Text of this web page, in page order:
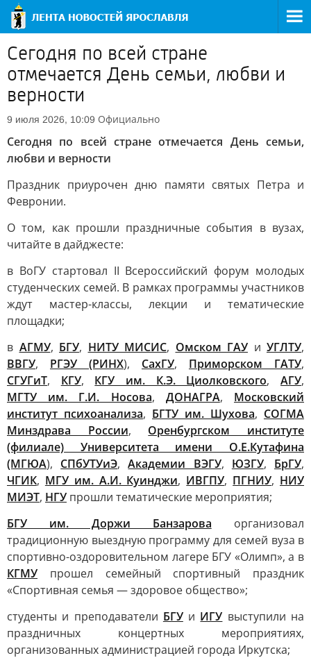
Сегодня по всей стране
отмечается День семьи, любви и
верности
9 июля 2026, 10:09 Официально
Сегодня по всей стране отмечается День семьи,
любви и верности
Праздник приурочен дню памяти святых Петра и
Февронии.
О том, как прошли праздничные события в вузах,
читайте в дайджесте:
в ВоГУ стартовал II Всероссийский форум молодых
студенческих семей. В рамках программы участников
ждут мастер-классы, лекции и тематические
площадки;
в АГМУ, БГУ, НИТУ МИСИС, Омском ГАУ и УГЛТУ,
ВВГУ, РГЭУ (РИНХ), СахГУ, Приморском ГАТУ,
СГУГиТ, КГУ, КГУ им. К.Э. Циолковского,АГУ,
МГТУ им. Г.И. Носова, ДОНАГРА, Московский
институт психоанализа, БГТУ им. Шухова, СОГМА
Минздрава России, Оренбургском институте
(филиале) Университета имени О.Е.Кутафина
(МГЮА), СПбУТУиЭ,Академии ВЭГУ, ЮЗГУ, БрГУ,
ЧГИК, МГУ им. А.И. Куинджи, ИВГПУ, ПГНИУ, НИУ
МИЭТ, НГУ прошли тематические мероприятия;
БГУ им. Доржи Банзарова организовал
традиционную выездную программу для семей вуза в
спортивно-оздоровительном лагере БГУ «Олимп», а в
КГМУ прошел семейный спортивный праздник
«Спортивная семья — здоровое общество»;
студенты и преподаватели БГУи ИГУ выступили на
праздничных концертных мероприятиях,
организованных администрацией города Иркутска;